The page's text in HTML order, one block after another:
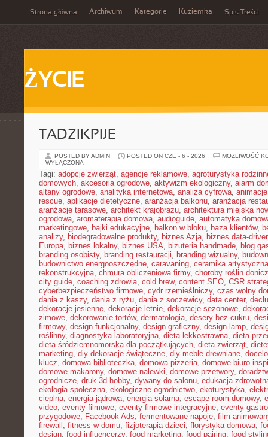
Strona główna Archiwum Kategorie Kuziemka Spis Treści
ŻYCIE
TADZIKPIJE
POSTED BY ADMIN POSTED ON CZE - 6 - 2026
MOŻLIWOŚĆ
WYŁĄCZONA
Tagi: adopcje zwierząt, agencje reklamowe, agroturystyka
domowych, akcesoria ogrodowe, aktywizm ekologiczny, alarm
altany ogrodowe, analityka internetowa, analiza cyfrowa,
rescue, aplikacje dietetyczne, aranżacja balkonu, aranżacja
aranżacje tarasowe, architekt krajobrazu, architektura miejska
ogrodowa, aromaterapia domowa, audioguide, automatyka
marketingowe, bajki edukacyjne, balkon w bloku, baza klientów,
analizy, biodegradowalne produkty, biznes Azja, biznes data-
Europa, biznes lokalny, biznes USA, bizuteria handmade, blog
branding osobisty, branding restauracji, branding wizualny,
budownictwo energooszczędne, caravaning, ceramika artystyczna
rekonstrukcyjna, chmura obliczeniowa firmy, choroby roślin
city guide, coaching zdrowia, cold brew, content SEO, CSR
cyberbezpieczeństwo firmowe, cydr rzemieślniczy, czas wolny
dania z kaszy, dania z ryżu, dania z soczewicy, data center,
dekoracje jesienne, dekoracje letnie, dekoracje sezonowe,
zimowe, dekorowanie tortów, dermatologia, desery bez cukru,
firmowy, design funkcjonalny, design graficzny, design lamp,
roślinny, diagnostyka laboratoryjna, dieta lekkostrawna, dieta
dieta śródziemnomorska dla początkujących, dieta zwierząt,
marketing, diy dekoracje świąteczne, diy meble drewniane,
klucz, domowa biblioteczka, domowa pizzeria, domowe biuro
domowe makarony, domowe nalewki, domowe przetwory,
ogrodnicze, druk 3d hobby, dywany do salonu, edukacja
ekologia społeczna, ekologiczne ogrodnictwo, ekoturystyka,
cieplna, energia jądrowa, energia solarna, escape room domowy,
video, eventy filmowe, eventy firmowe integracyjne, eventy
przygodowe, Facebook Ads, fermentowane napoje, film
firewall , fitness w domu, fizjoterapia dzieci, florystyka domowa,
design, food influencerzy, food marketing, food pairing, food